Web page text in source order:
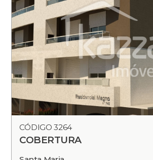
CÓDIGO 3264
COBERTURA